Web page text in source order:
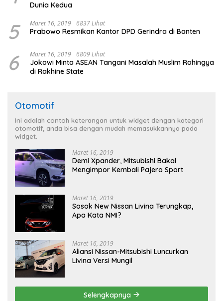
Dunia Kedua
5 Maret 16, 2019 6837 Lihat
Prabowo Resmikan Kantor DPD Gerindra di Banten
6 Maret 16, 2019 6809 Lihat
Jokowi Minta ASEAN Tangani Masalah Muslim Rohingya
di Rakhine State
Otomotif
Ini adalah contoh keterangan untuk widget dengan kategori
otomotif, anda bisa dengan mudah memasukkannya pada
widget.
Maret 16, 2019
Demi Xpander, Mitsubishi Bakal
Mengimpor Kembali Pajero Sport
Maret 16, 2019
Sosok New Nissan Livina Terungkap,
Apa Kata NMI?
Maret 16, 2019
Aliansi Nissan-Mitsubishi Luncurkan
Livina Versi Mungil
Selengkapnya